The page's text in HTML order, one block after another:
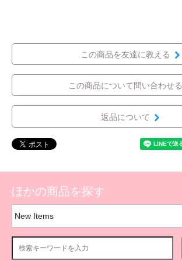
この商品を友達に教える
この商品について問い合わせる
返品について
ほかの商品を探す